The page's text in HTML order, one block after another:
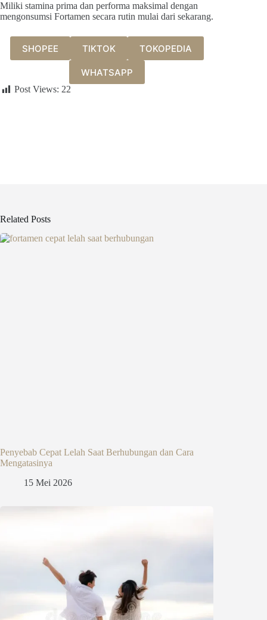
Miliki stamina prima dan performa maksimal dengan
mengonsumsi Fortamen secara rutin mulai dari sekarang.
SHOPEE TIKTOK TOKOPEDIA
WHATSAPP
Post Views: 22
Related Posts
Penyebab Cepat Lelah Saat Berhubungan dan Cara
Mengatasinya
15 Mei 2026